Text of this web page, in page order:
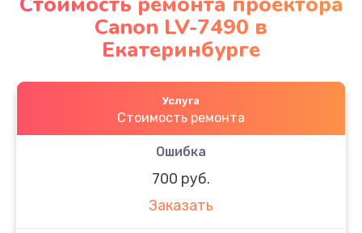
Canon LV-7490 в
Екатеринбурге
Услуга
Стоимость ремонта
Ошибка
700 руб.
Заказать